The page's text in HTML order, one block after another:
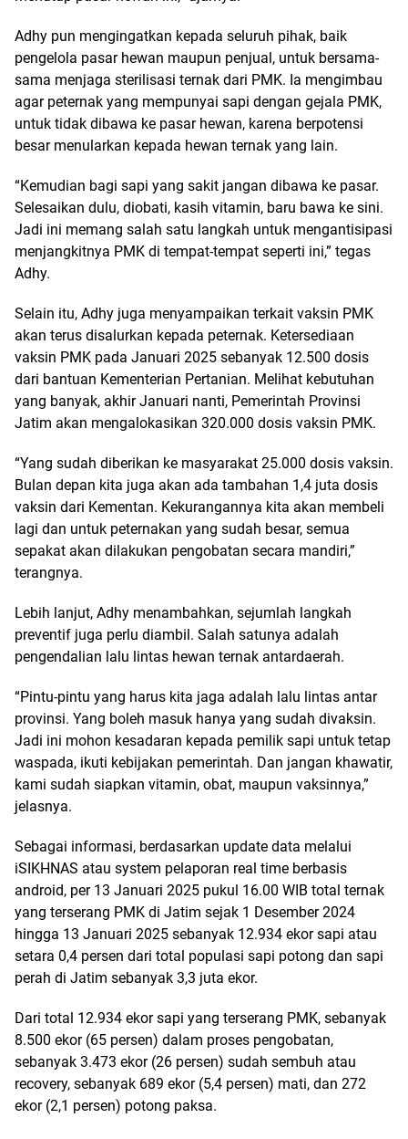
Adhy pun mengingatkan kepada seluruh pihak, baik
pengelola pasar hewan maupun penjual, untuk bersama-
sama menjaga sterilisasi ternak dari PMK. Ia mengimbau
agar peternak yang mempunyai sapi dengan gejala PMK,
untuk tidak dibawa ke pasar hewan, karena berpotensi
besar menularkan kepada hewan ternak yang lain.
“Kemudian bagi sapi yang sakit jangan dibawa ke pasar.
Selesaikan dulu, diobati, kasih vitamin, baru bawa ke sini.
Jadi ini memang salah satu langkah untuk mengantisipasi
menjangkitnya PMK di tempat-tempat seperti ini,” tegas
Adhy.
Selain itu, Adhy juga menyampaikan terkait vaksin PMK
akan terus disalurkan kepada peternak. Ketersediaan
vaksin PMK pada Januari 2025 sebanyak 12.500 dosis
dari bantuan Kementerian Pertanian. Melihat kebutuhan
yang banyak, akhir Januari nanti, Pemerintah Provinsi
Jatim akan mengalokasikan 320.000 dosis vaksin PMK.
“Yang sudah diberikan ke masyarakat 25.000 dosis vaksin.
Bulan depan kita juga akan ada tambahan 1,4 juta dosis
vaksin dari Kementan. Kekurangannya kita akan membeli
lagi dan untuk peternakan yang sudah besar, semua
sepakat akan dilakukan pengobatan secara mandiri,”
terangnya.
Lebih lanjut, Adhy menambahkan, sejumlah langkah
preventif juga perlu diambil. Salah satunya adalah
pengendalian lalu lintas hewan ternak antardaerah.
“Pintu-pintu yang harus kita jaga adalah lalu lintas antar
provinsi. Yang boleh masuk hanya yang sudah divaksin.
Jadi ini mohon kesadaran kepada pemilik sapi untuk tetap
waspada, ikuti kebijakan pemerintah. Dan jangan khawatir,
kami sudah siapkan vitamin, obat, maupun vaksinnya,”
jelasnya.
Sebagai informasi, berdasarkan update data melalui
iSIKHNAS atau system pelaporan real time berbasis
android, per 13 Januari 2025 pukul 16.00 WIB total ternak
yang terserang PMK di Jatim sejak 1 Desember 2024
hingga 13 Januari 2025 sebanyak 12.934 ekor sapi atau
setara 0,4 persen dari total populasi sapi potong dan sapi
perah di Jatim sebanyak 3,3 juta ekor.
Dari total 12.934 ekor sapi yang terserang PMK, sebanyak
8.500 ekor (65 persen) dalam proses pengobatan,
sebanyak 3.473 ekor (26 persen) sudah sembuh atau
recovery, sebanyak 689 ekor (5,4 persen) mati, dan 272
ekor (2,1 persen) potong paksa.